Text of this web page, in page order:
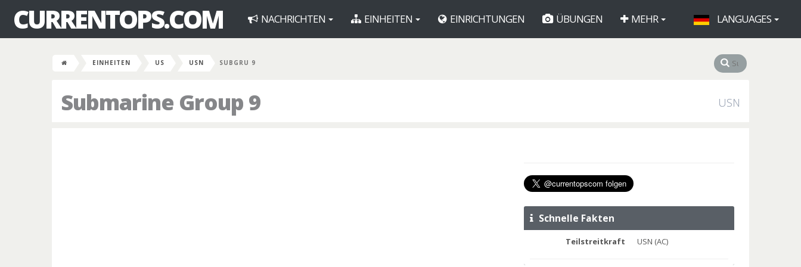
CURRENTOPS.COM NACHRICHTEN EINHEITEN EINRICHTUNGEN ÜBUNGEN MEHR LANGUAGES
EINHEITEN US USN SUBGRU 9
Submarine Group 9 USN
Schnelle Fakten
Teilstreitkraft USN (AC)